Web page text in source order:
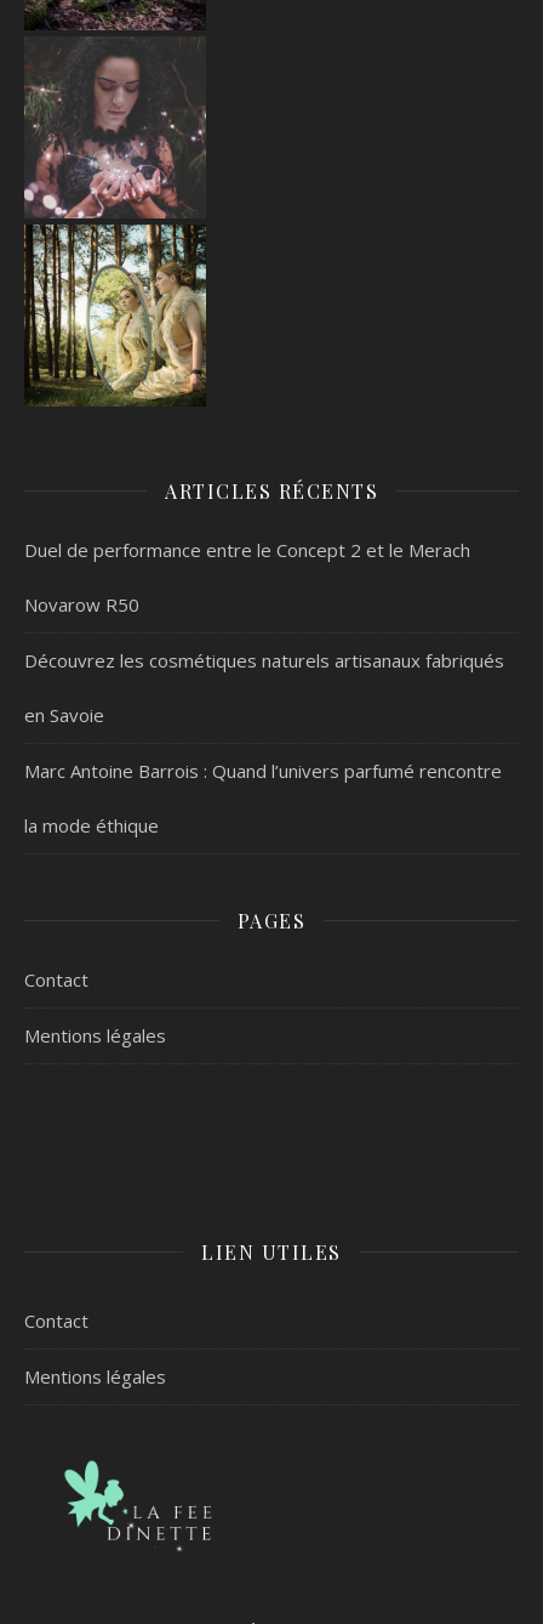
ARTICLES RÉCENTS
Duel de performance entre le Concept 2 et le Merach
Novarow R50
Découvrez les cosmétiques naturels artisanaux fabriqués
en Savoie
Marc Antoine Barrois : Quand l’univers parfumé rencontre
la mode éthique
PAGES
Contact
Mentions légales
LIEN UTILES
Contact
Mentions légales